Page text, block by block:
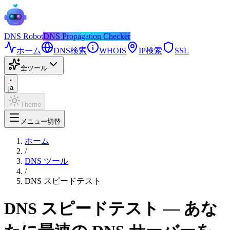
DNS RobotDNS Propagation Checker
ホーム
DNS検索 WHOIS IP検索 SSL
全ツール
ja
Theme
メニュー切替
ホーム
/
DNS ツール
/
DNS スピードテスト
DNS スピードテスト — あな